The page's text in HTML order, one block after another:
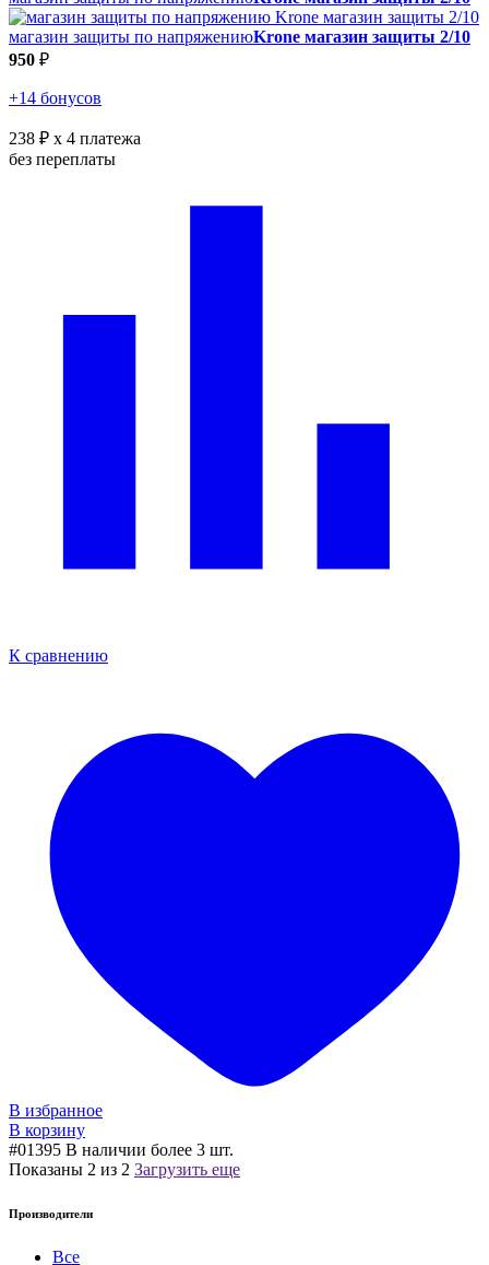
магазин защиты по напряжениюKrone магазин защиты 2/10
950 ₽
+14 бонусов
238 ₽ x 4 платежа
без переплаты
К сравнению
В избранное
В корзину
#01395 В наличии более 3 шт.
Показаны 2 из 2 Загрузить еще
Производители
Все